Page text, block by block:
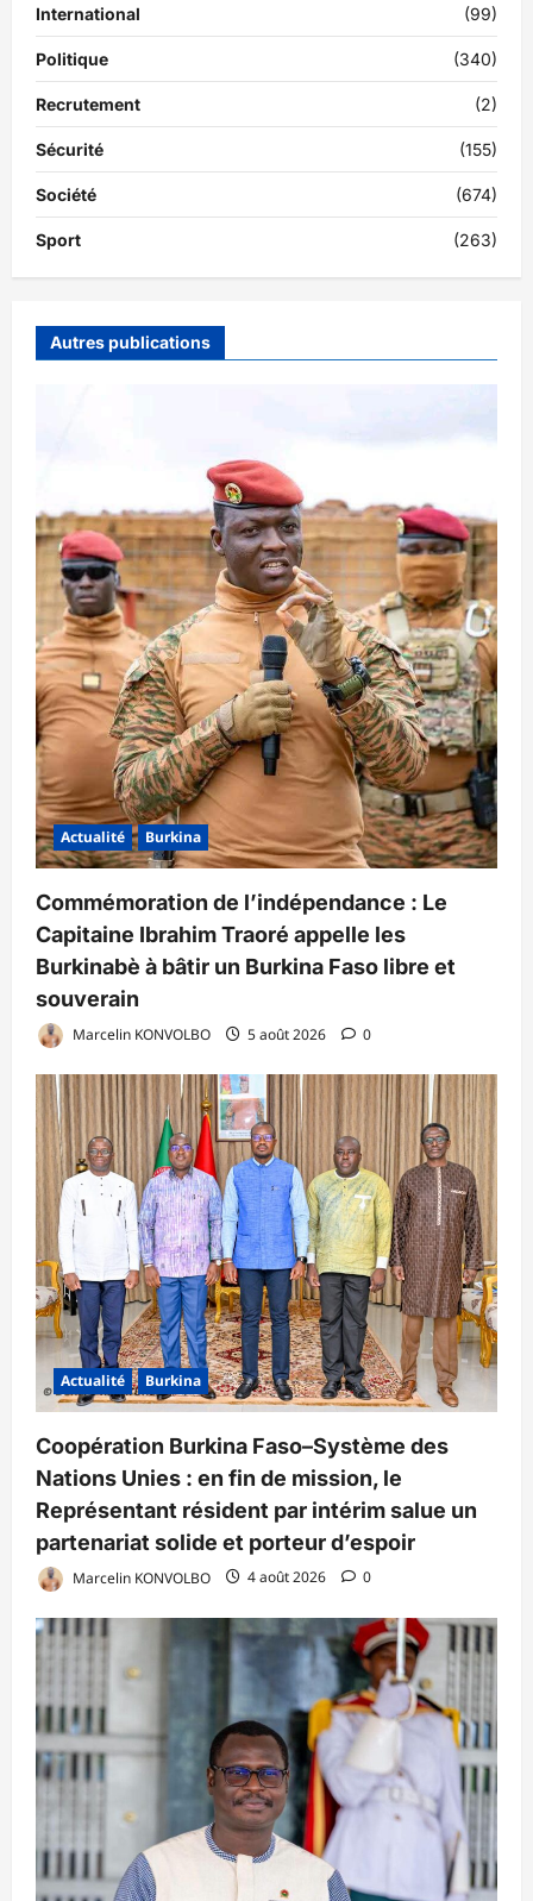
International (99)
Politique (340)
Recrutement (2)
Sécurité (155)
Société (674)
Sport (263)
Autres publications
Actualité Burkina
Commémoration de l’indépendance : Le
Capitaine Ibrahim Traoré appelle les
Burkinabè à bâtir un Burkina Faso libre et
souverain
Marcelin KONVOLBO 5 août 2026 0
Actualité Burkina
Coopération Burkina Faso–Système des
Nations Unies : en fin de mission, le
Représentant résident par intérim salue un
partenariat solide et porteur d’espoir
Marcelin KONVOLBO 4 août 2026 0